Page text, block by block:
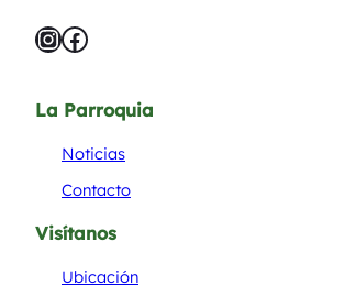
InstagramFacebook
La Parroquia
Noticias
Contacto
Visítanos
Ubicación